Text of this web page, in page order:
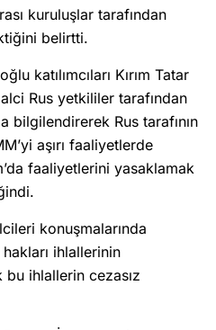
kuruluşlar tarafından
belirtti.
katılımcıları Kırım Tatar
Rus yetkililer tarafından
bilgilendirerek Rus tarafının
aşırı faaliyetlerde
faaliyetlerini yasaklamak
konuşmalarında
hakları ihlallerinin
ihlallerin cezasız